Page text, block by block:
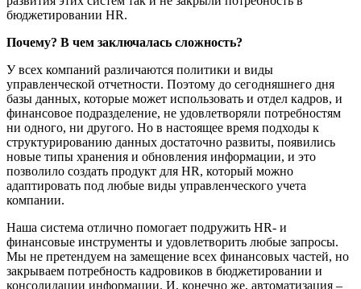
бюджетировании HR.
Почему? В чем заключалась сложность?
У всех компаний различаются политики и виды
управленческой отчетности. Поэтому до сегодняшнего дня
базы данных, которые может использовать и отдел кадров, и
финансовое подразделение, не удовлетворяли потребностям
ни одного, ни другого. Но в настоящее время подходы к
структурированию данных достаточно развиты, появились
новые типы хранения и обновления информации, и это
позволило создать продукт для HR, который можно
адаптировать под любые виды управленческого учета
компании.
Наша система отлично помогает подружить HR- и
финансовые инструменты и удовлетворить любые запросы.
Мы не претендуем на замещение всех финансовых частей, но
закрываем потребность кадровиков в бюджетировании и
консолидации информации. И, конечно же, автоматизация –